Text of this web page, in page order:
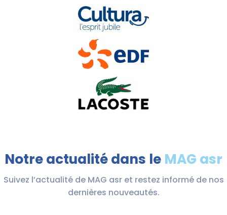
Notre actualité dans le MAG asr
Suivez l’actualité de MAG asr et restez informé de nos
dernières nouveautés.